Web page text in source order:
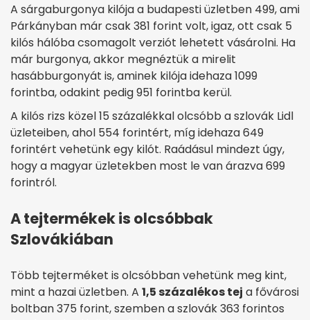
A sárgaburgonya kilója a budapesti üzletben 499, ami
Párkányban már csak 381 forint volt, igaz, ott csak 5
kilós hálóba csomagolt verziót lehetett vásárolni. Ha
már burgonya, akkor megnéztük a mirelit
hasábburgonyát is, aminek kilója idehaza 1099
forintba, odakint pedig 951 forintba kerül.
A kilós rizs közel 15 százalékkal olcsóbb a szlovák Lidl
üzleteiben, ahol 554 forintért, míg idehaza 649
forintért vehetünk egy kilót. Raádásul mindezt úgy,
hogy a magyar üzletekben most le van árazva 699
forintról.
A tejtermékek is olcsóbbak
Szlovákiában
Több tejterméket is olcsóbban vehetünk meg kint,
mint a hazai üzletben. A 1,5 százalékos tej a fővárosi
boltban 375 forint, szemben a szlovák 363 forintos